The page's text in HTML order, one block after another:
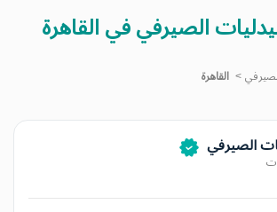
الصيرفي في القاهرة
القاهرة
الصيرفي